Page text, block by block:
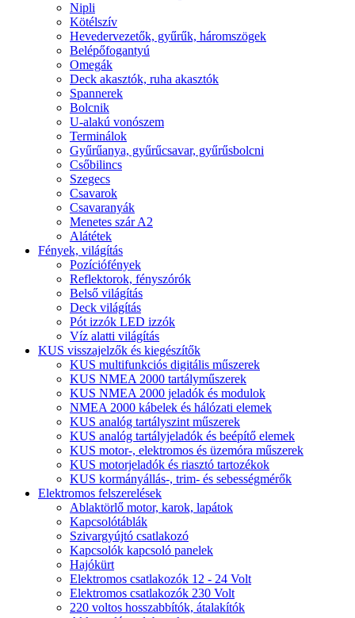
Nipli
Kötélszív
Hevedervezetők, gyűrűk, háromszögek
Belépőfogantyú
Omegák
Deck akasztók, ruha akasztók
Spannerek
Bolcnik
U-alakú vonószem
Terminálok
Gyűrűanya, gyűrűcsavar, gyűrűsbolcni
Csőbilincs
Szegecs
Csavarok
Csavaranyák
Menetes szár A2
Alátétek
Fények, világítás
Pozíciófények
Reflektorok, fényszórók
Belső világítás
Deck világítás
Pót izzók LED izzók
Víz alatti világítás
KUS visszajelzők és kiegészítők
KUS multifunkciós digitális műszerek
KUS NMEA 2000 tartályműszerek
KUS NMEA 2000 jeladók és modulok
NMEA 2000 kábelek és hálózati elemek
KUS analóg tartályszint műszerek
KUS analóg tartályjeladók és beépítő elemek
KUS motor-, elektromos és üzemóra műszerek
KUS motorjeladók és riasztó tartozékok
KUS kormányállás-, trim- és sebességmérők
Elektromos felszerelések
Ablaktörlő motor, karok, lapátok
Kapcsolótáblák
Szivargyújtó csatlakozó
Kapcsolók kapcsoló panelek
Hajókürt
Elektromos csatlakozók 12 - 24 Volt
Elektromos csatlakozók 230 Volt
220 voltos hosszabbítók, átalakítók